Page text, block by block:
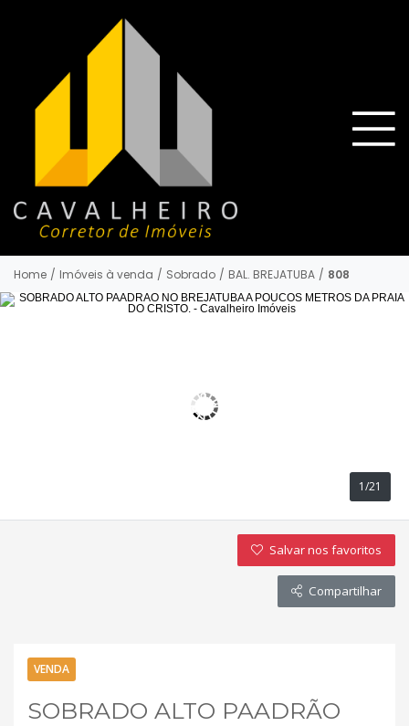
Home / Imóveis à venda / Sobrado / BAL. BREJATUBA / 808
1/21
Salvar nos favoritos
Compartilhar
VENDA
SOBRADO ALTO PAADRÃO